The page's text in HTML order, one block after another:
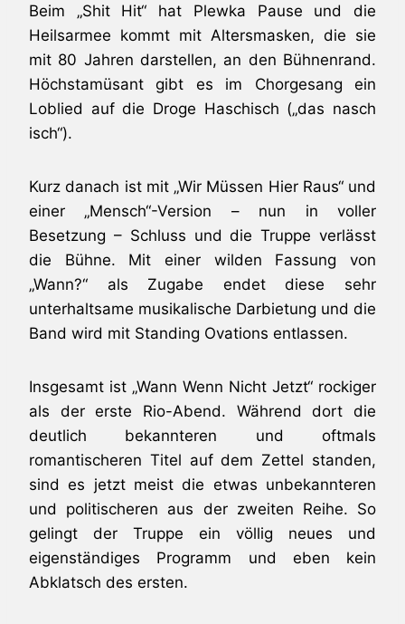
Beim „Shit Hit“ hat Plewka Pause und die
Heilsarmee kommt mit Altersmasken, die sie
mit 80 Jahren darstellen, an den Bühnenrand.
Höchstamüsant gibt es im Chorgesang ein
Loblied auf die Droge Haschisch („das nasch
isch“).
Kurz danach ist mit „Wir Müssen Hier Raus“ und
einer „Mensch“-Version – nun in voller
Besetzung – Schluss und die Truppe verlässt
die Bühne. Mit einer wilden Fassung von
„Wann?“ als Zugabe endet diese sehr
unterhaltsame musikalische Darbietung und die
Band wird mit Standing Ovations entlassen.
Insgesamt ist „Wann Wenn Nicht Jetzt“ rockiger
als der erste Rio-Abend. Während dort die
deutlich bekannteren und oftmals
romantischeren Titel auf dem Zettel standen,
sind es jetzt meist die etwas unbekannteren
und politischeren aus der zweiten Reihe. So
gelingt der Truppe ein völlig neues und
eigenständiges Programm und eben kein
Abklatsch des ersten.